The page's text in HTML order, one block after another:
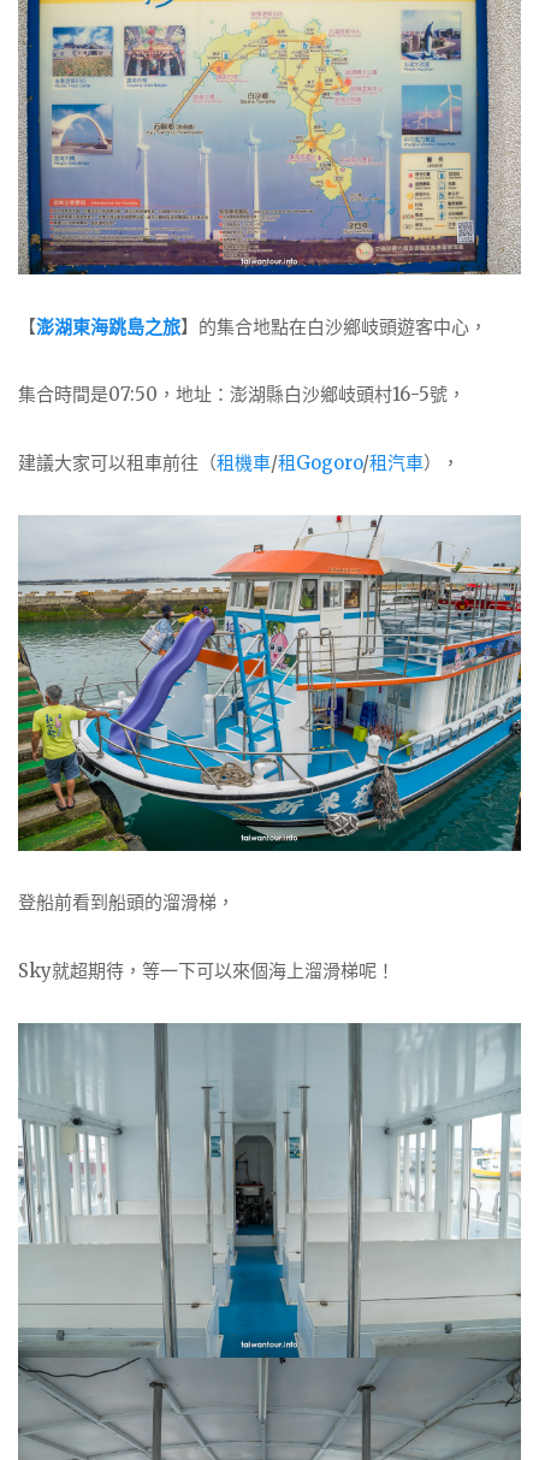
【澎湖東海跳島之旅】的集合地點在白沙鄉岐頭遊客中心，
集合時間是07:50，地址：澎湖縣白沙鄉岐頭村16-5號，
建議大家可以租車前往（租機車/租 Gogoro/租汽車），
登船前看到船頭的溜滑梯，
Sky就超期待，等一下可以來個海上溜滑梯呢！